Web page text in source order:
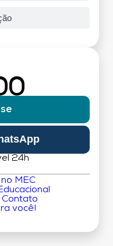
24h
MEC
Contato
você!